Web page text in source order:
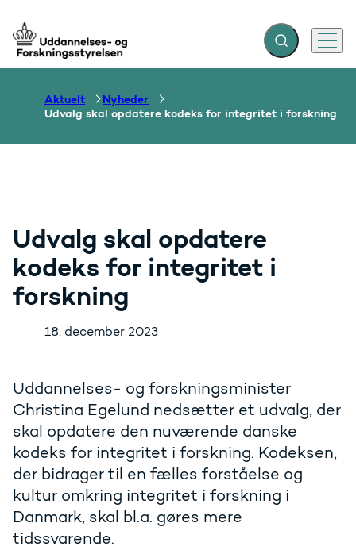
Gå til forsiden Fold søgefelt ud
Menu
Aktuelt
Nyheder
Udvalg skal opdatere kodeks for integritet i forskning
Udvalg skal opdatere
kodeks for integritet i
forskning
18. december 2023
Uddannelses- og forskningsminister
Christina Egelund nedsætter et udvalg, der
skal opdatere den nuværende danske
kodeks for integritet i forskning. Kodeksen,
der bidrager til en fælles forståelse og
kultur omkring integritet i forskning i
Danmark, skal bl.a. gøres mere
tidssvarende.